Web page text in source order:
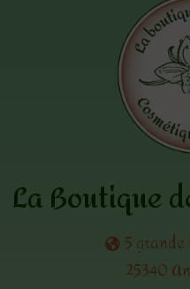
La Boutique
5
25340